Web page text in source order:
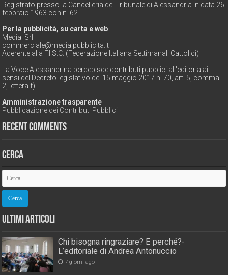
Registrato presso la Cancelleria del Tribunale di Alessandria in data 26
febbraio 1963 con n. 62
Per la pubblicità, su carta e web
Medial Srl
commerciale@medialpubblicita.it
Aderente alla F.I.S.C. (Federazione Italiana Settimanali Cattolici)
La Voce Alessandrina percepisce contributi pubblici all'editoria ai
sensi del Decreto legislativo del 15 maggio 2017 n. 70, art. 5, comma
2, lettera f)
Amministrazione trasparente
Pubblicazione dei Contributi Pubblici
Recent Comments
Cerca
Ultimi Articoli
Chi bisogna ringraziare? E perché?-
L’editoriale di Andrea Antonuccio
7 giorni ago